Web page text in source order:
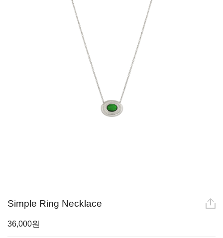
Simple Ring Necklace
36,000원